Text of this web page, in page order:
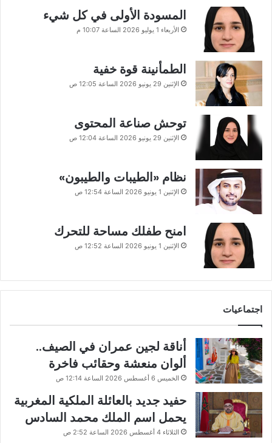
المسودة الأولى في كل شيء
الأربعاء 1 يوليو 2026 الساعة 10:07 م
الطمأنينة قوة خفية
الإثنين 29 يونيو 2026 الساعة 12:05 ص
توحش صناعة المحتوى
الإثنين 29 يونيو 2026 الساعة 12:04 ص
نظام «الطيبات والطيبون»
الإثنين 1 يونيو 2026 الساعة 12:54 ص
امنح طفلك مساحة للتحرك
الإثنين 1 يونيو 2026 الساعة 12:52 ص
اجتماعيات
أناقة لجين عمران في الصيف..
ألوان منعشة وحقائب فاخرة
الخميس 6 أغسطس 2026 الساعة 12:14 ص
حفيد جديد بالعائلة الملكية المغربية
يحمل اسم الملك محمد السادس
الثلاثاء 4 أغسطس 2026 الساعة 2:52 ص